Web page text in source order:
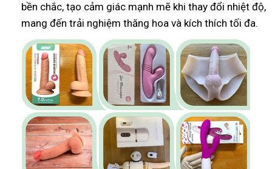
bền chắc, tạo cảm giác mạnh mẽ khi thay đổi nhiệt độ,
mang đến trải nghiệm thăng hoa và kích thích tối đa.